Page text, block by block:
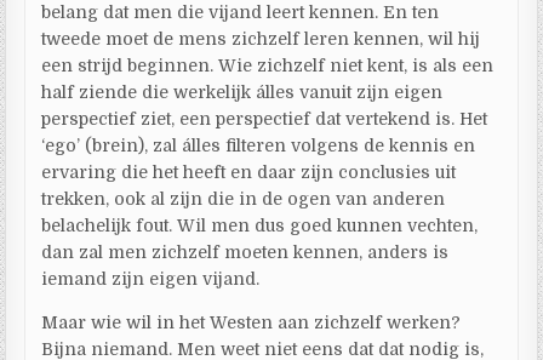
belang dat men die vijand leert kennen. En ten
tweede moet de mens zichzelf leren kennen, wil hij
een strijd beginnen. Wie zichzelf niet kent, is als een
half ziende die werkelijk álles vanuit zijn eigen
perspectief ziet, een perspectief dat vertekend is. Het
‘ego’ (brein), zal álles filteren volgens de kennis en
ervaring die het heeft en daar zijn conclusies uit
trekken, ook al zijn die in de ogen van anderen
belachelijk fout. Wil men dus goed kunnen vechten,
dan zal men zichzelf moeten kennen, anders is
iemand zijn eigen vijand.
Maar wie wil in het Westen aan zichzelf werken?
Bijna niemand. Men weet niet eens dat dat nodig is,